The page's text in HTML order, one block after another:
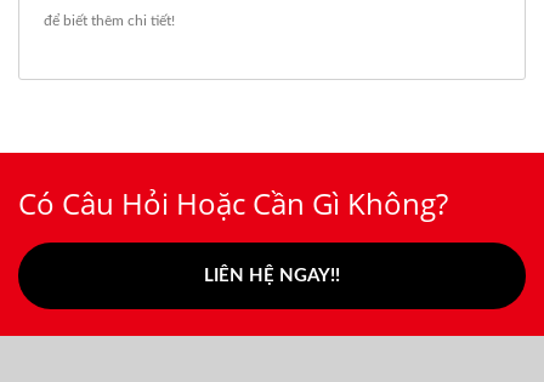
để biết thêm chi tiết!
Có Câu Hỏi Hoặc Cần Gì Không?
LIÊN HỆ NGAY!!